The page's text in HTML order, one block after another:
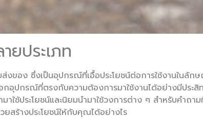
ยประเภท
งของ ซึ่งเป็นอุปกรณ์ที่เอื้อประโยชน์ต่อการใช้งานในลัก
กอุปกรณ์ที่ตรงกับความต้องการมาใช้งานได้อย่างมีประ
าใช้ประโยชน์และนิยมนำมาใช้วงการต่าง ๆ สำหรับคำถ
สร้างประโยชน์ให้กับคุณได้อย่างไร